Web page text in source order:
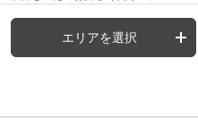
エリアを選択